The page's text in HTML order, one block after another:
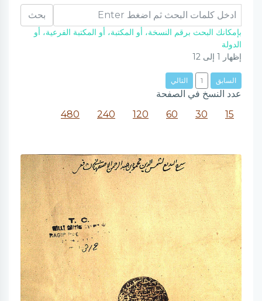
بحث
بإمكانك البحث برقم النسخة، أو المكتبة، أو المكتبة الفرعية، أو
الدولة
إظهار 1 إلى 12
السابق 1 التالي
عدد النسخ في الصفحة
15
30
60
120
240
480